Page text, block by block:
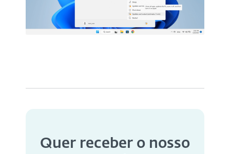
Quer receber o nosso